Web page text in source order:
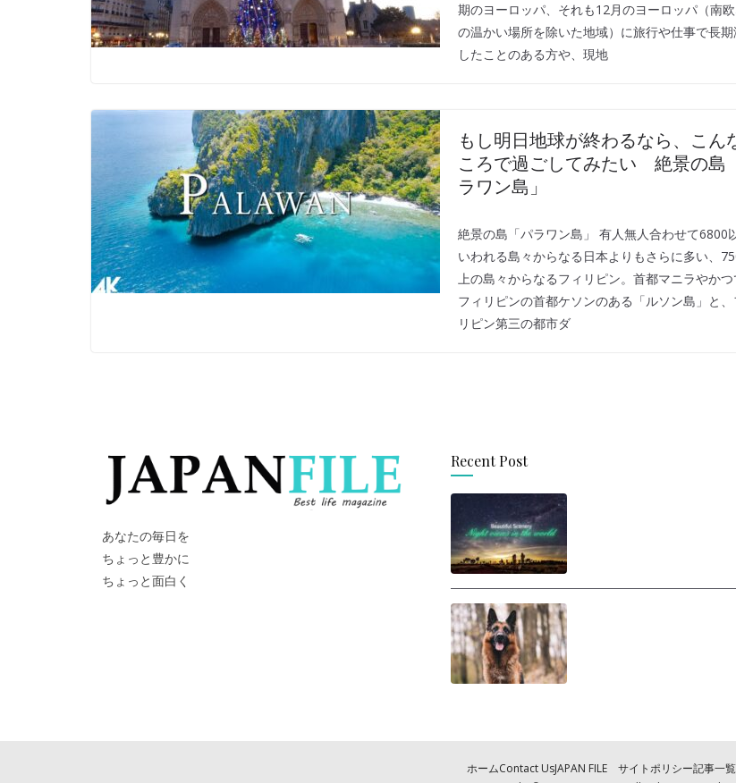
期のヨーロッパ、それも12月のヨーロッパ（南
の温かい場所を除いた地域）に旅行や仕事で長
したことのある方や、現地
もし明日地球が終わるなら、こん
ころで過ごしてみたい 絶景の島
ラワン島」
絶景の島「パラワン島」 有人無人合わせて6800
いわれる島々からなる日本よりもさらに多い、
上の島々からなるフィリピン。首都マニラやか
フィリピンの首都ケソンのある「ルソン島」と、
リピン第三の都市ダ
あなたの毎日を
ちょっと豊かに
ちょっと面白く
Recent Post
ホームContact UsJAPAN FILE サイトポリシー記事一覧